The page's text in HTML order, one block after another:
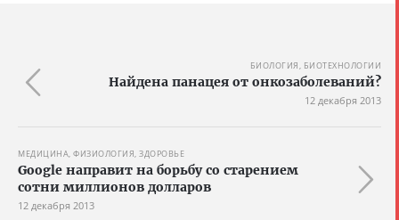
БИОЛОГИЯ, БИОТЕХНОЛОГИИ
Найдена панацея от онкозаболеваний?
12 декабря 2013
МЕДИЦИНА, ФИЗИОЛОГИЯ, ЗДОРОВЬЕ
Google направит на борьбу со старением
сотни миллионов долларов
12 декабря 2013